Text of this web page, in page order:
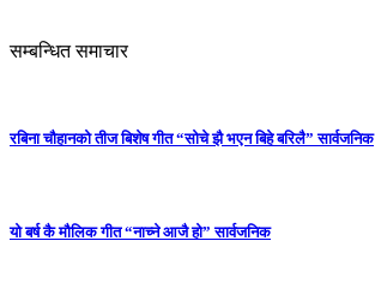
सम्बन्धित समाचार
रबिना चौहानको तीज बिशेष गीत “सोचे झै भएन बिहे बरिलै” सार्वजनिक
यो बर्ष कै मौलिक गीत “नाच्ने आजै हो” सार्वजनिक